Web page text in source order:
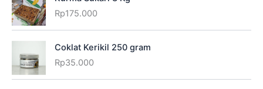
Rp175.000
Coklat Kerikil 250 gram
Rp35.000